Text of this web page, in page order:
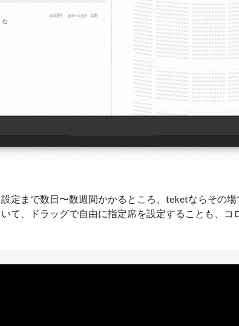
定まで数日〜数週間かかるところ、teketならその
て、ドラッグで自由に指定席を設定することも、